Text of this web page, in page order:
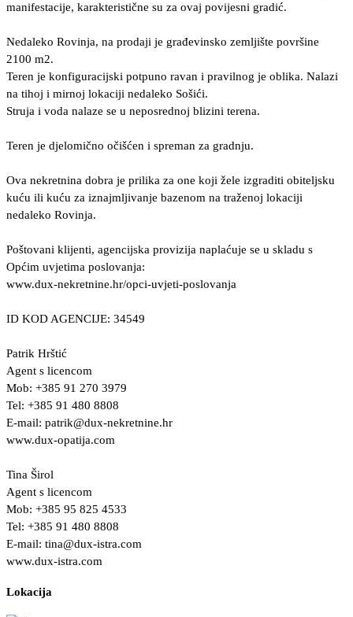
manifestacije, karakteristične su za ovaj povijesni gradić.
Nedaleko Rovinja, na prodaji je građevinsko zemljište površine
2100 m2.
Teren je konfiguracijski potpuno ravan i pravilnog je oblika. Nalazi
na tihoj i mirnoj lokaciji nedaleko Sošići.
Struja i voda nalaze se u neposrednoj blizini terena.
Teren je djelomično očišćen i spreman za gradnju.
Ova nekretnina dobra je prilika za one koji žele izgraditi obiteljsku
kuću ili kuću za iznajmljivanje bazenom na traženoj lokaciji
nedaleko Rovinja.
Poštovani klijenti, agencijska provizija naplaćuje se u skladu s
Općim uvjetima poslovanja:
www.dux-nekretnine.hr/opci-uvjeti-poslovanja
ID KOD AGENCIJE: 34549
Patrik Hrštić
Agent s licencom
Mob: +385 91 270 3979
Tel: +385 91 480 8808
E-mail: patrik@dux-nekretnine.hr
www.dux-opatija.com
Tina Širol
Agent s licencom
Mob: +385 95 825 4533
Tel: +385 91 480 8808
E-mail: tina@dux-istra.com
www.dux-istra.com
Lokacija